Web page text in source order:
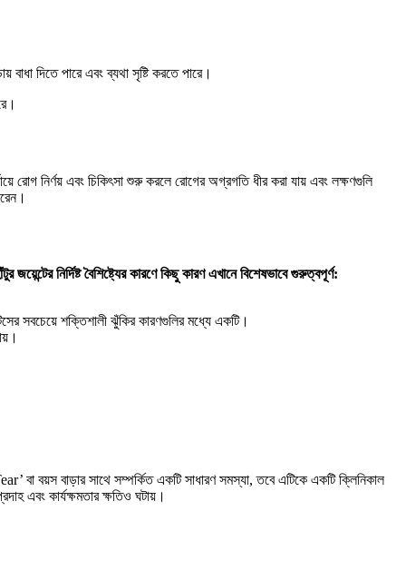
দিতে পারে এবং ব্যথা সৃষ্টি করতে পারে।
নির্ণয় এবং চিকিৎসা শুরু করলে রোগের অগ্রগতি ধীর করা যায় এবং লক্ষণগুলি
নির্দিষ্ট বৈশিষ্ট্যের কারণে কিছু কারণ এখানে বিশেষভাবে গুরুত্বপূর্ণ:
সবচেয়ে শক্তিশালী ঝুঁকির কারণগুলির মধ্যে একটি।
বা বয়স বাড়ার সাথে সম্পর্কিত একটি সাধারণ সমস্যা, তবে এটিকে একটি ক্লিনিকাল
এবং কার্যক্ষমতার ক্ষতিও ঘটায়।